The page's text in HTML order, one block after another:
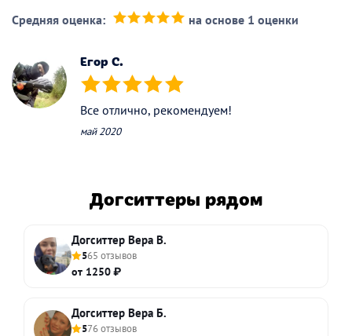
Средняя оценка: на основе 1 оценки
Егор С.
(*) (*) (*) (*) (*)
Все отлично, рекомендуем!
май 2020
Догситтеры рядом
Догситтер Вера В.
565 отзывов
от 1250 ₽
Догситтер Вера Б.
576 отзывов